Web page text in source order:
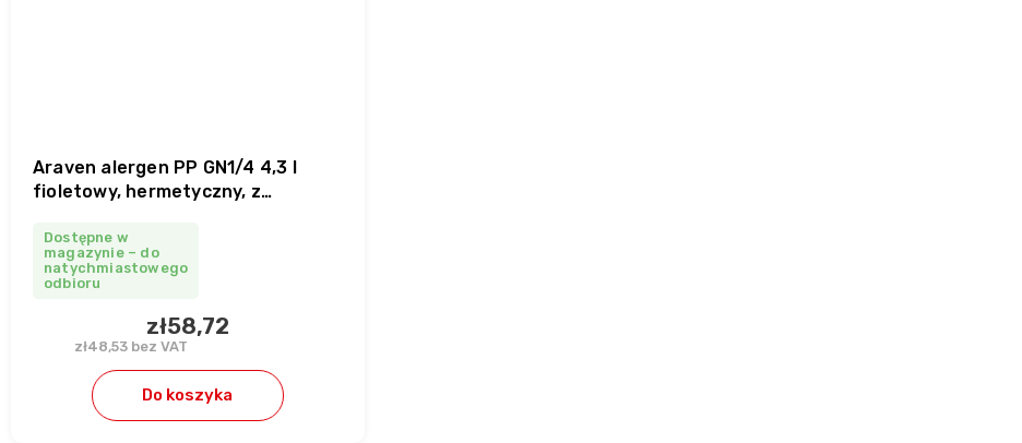
Araven alergen PP GN1/4 4,3 l
fioletowy, hermetyczny, z
Dostępne w
magazynie – do
natychmiastowego
odbioru
zł48,53 bez VAT
zł58,72
Do koszyka